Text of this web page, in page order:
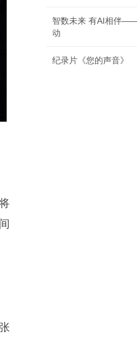
智数未来 有AI相伴
动
纪录片《您的声音》